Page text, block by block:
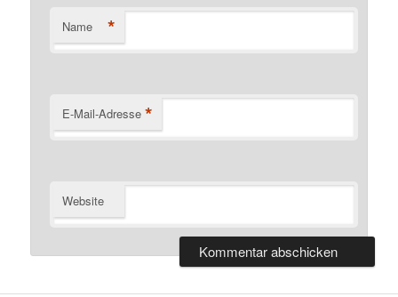
Name *
E-Mail-Adresse *
Website